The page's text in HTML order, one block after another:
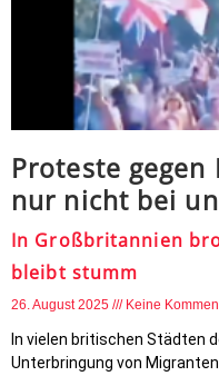
Proteste
nur nicht bei
In Großbritannien
bleibt stumm
26. August 2025 Keine
In vielen britischen Städten
Unterbringung von